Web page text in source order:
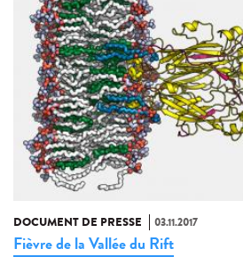
DOCUMENT DE PRESSE 03.11.2017
Fièvre de la Vallée du Rift